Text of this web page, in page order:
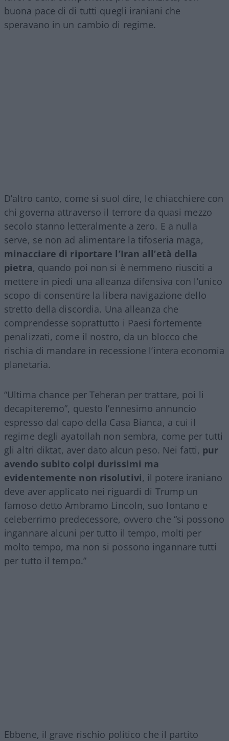
buona pace di di tutti quegli iraniani che
speravano in un cambio di regime.
D’altro canto, come si suol dire, le chiacchiere con
chi governa attraverso il terrore da quasi mezzo
secolo stanno letteralmente a zero. E a nulla
serve, se non ad alimentare la tifoseria maga,
minacciare di riportare l’Iran all’età della
pietra, quando poi non si è nemmeno riusciti a
mettere in piedi una alleanza difensiva con l’unico
scopo di consentire la libera navigazione dello
stretto della discordia. Una alleanza che
comprendesse soprattutto i Paesi fortemente
penalizzati, come il nostro, da un blocco che
rischia di mandare in recessione l’intera economia
planetaria.
“Ultima chance per Teheran per trattare, poi li
decapiteremo”, questo l’ennesimo annuncio
espresso dal capo della Casa Bianca, a cui il
regime degli ayatollah non sembra, come per tutti
gli altri diktat, aver dato alcun peso. Nei fatti, pur
avendo subito colpi durissimi ma
evidentemente non risolutivi, il potere iraniano
deve aver applicato nei riguardi di Trump un
famoso detto Ambramo Lincoln, suo lontano e
celeberrimo predecessore, ovvero che “si possono
ingannare alcuni per tutto il tempo, molti per
molto tempo, ma non si possono ingannare tutti
per tutto il tempo.”
Ebbene, il grave rischio politico che il partito